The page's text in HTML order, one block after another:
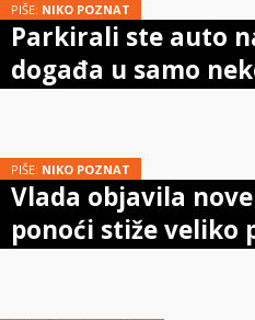
PIŠE: NIKO POZNAT
Parkirali ste auto
događa u samo
PIŠE: NIKO POZNAT
Vlada objavila
ponoći stiže veliko